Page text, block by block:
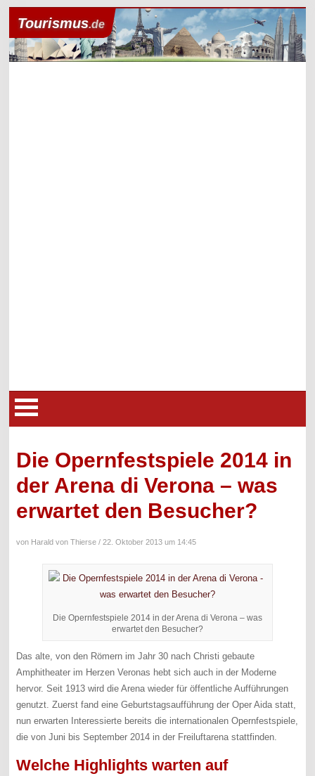
Tourismus.de
Die Opernfestspiele 2014 in
der Arena di Verona – was
erwartet den Besucher?
von Harald von Thierse /22. Oktober 2013 um 14:45
Die Opernfestspiele 2014 in der Arena di Verona – was
erwartet den Besucher?
Das alte, von den Römern im Jahr 30 nach Christi gebaute
Amphitheater im Herzen Veronas hebt sich auch in der Moderne
hervor. Seit 1913 wird die Arena wieder für öffentliche Aufführungen
genutzt. Zuerst fand eine Geburtstagsaufführung der Oper Aida statt,
nun erwarten Interessierte bereits die internationalen Opernfestspiele,
die von Juni bis September 2014 in der Freiluftarena stattfinden.
Welche Highlights warten auf